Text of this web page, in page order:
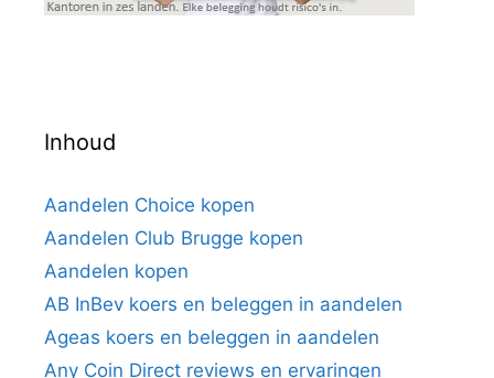
Inhoud
Aandelen Choice kopen
Aandelen Club Brugge kopen
Aandelen kopen
AB InBev koers en beleggen in aandelen
Ageas koers en beleggen in aandelen
Any Coin Direct reviews en ervaringen